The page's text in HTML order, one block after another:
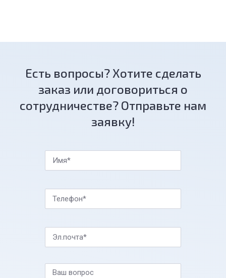
Есть вопросы? Хотите сделать
заказ или договориться о
сотрудничестве? Отправьте нам
заявку!
Имя*
Телефон*
Эл.почта*
Ваш вопрос